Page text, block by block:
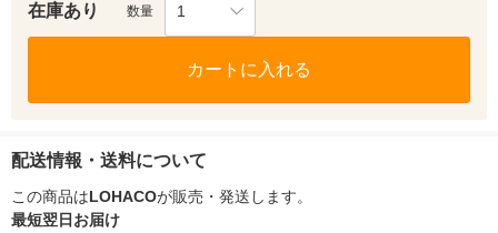
在庫あり 数量 1
カートに入れる
配送情報・送料について
この商品はLOHACOが販売・発送します。
最短翌日お届け